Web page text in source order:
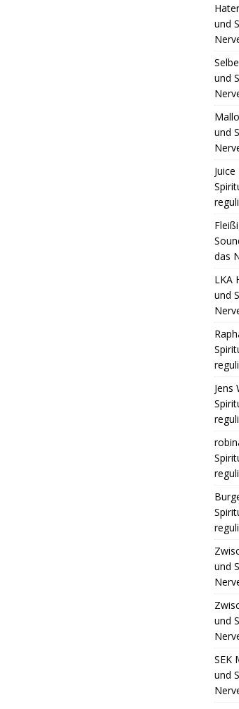
und
und
und
Juice
das
LKA
und
Jens
und
und
SEK
und